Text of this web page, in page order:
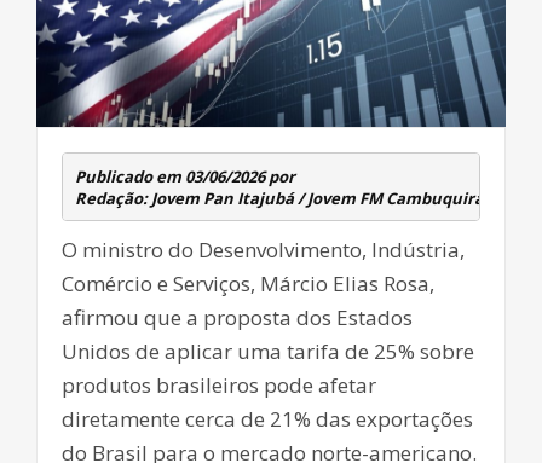
Publicado em 03/06/2026 por
O ministro do Desenvolvimento, Indústria,
Comércio e Serviços, Márcio Elias Rosa,
afirmou que a proposta dos Estados
Unidos de aplicar uma tarifa de 25% sobre
produtos brasileiros pode afetar
diretamente cerca de 21% das exportações
do Brasil para o mercado norte-americano.